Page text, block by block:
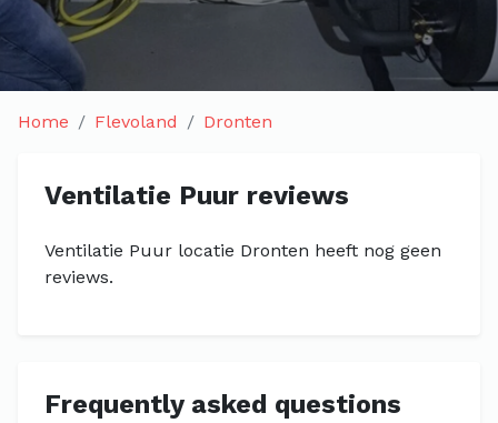
Home Flevoland Dronten
Ventilatie Puur reviews
Ventilatie Puur locatie Dronten heeft nog geen
reviews.
Frequently asked questions